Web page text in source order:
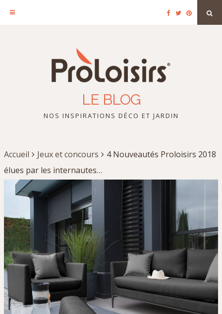
Facebook
TwitterPinterest
LE BLOG
NOS INSPIRATIONS DÉCO ET JARDIN
Accueil Jeux et concours
4 Nouveautés Proloisirs 2018
élues par les internautes…